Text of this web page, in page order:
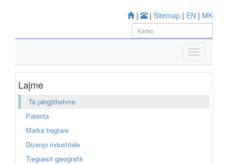
| | Sitemap | EN | MK
Lajme
Të përgjithshme
Patenta
Marka tregtare
Dizenjo industriale
Treguesit gjeografik